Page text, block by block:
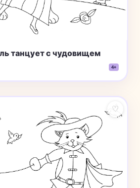
танцует с чудовищем
4+
♡